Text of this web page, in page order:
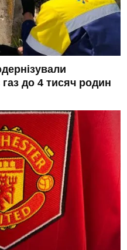
до 4 тисяч родин